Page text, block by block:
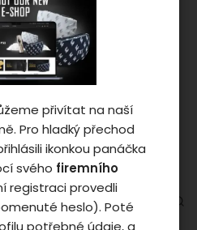
přivítat na naší
Pro hladký přechod
ikonkou panáčka
svého firemního
registraci provedli
heslo). Poté
potřebné údaje, a
vašem
proto, abychom
a pokud nám
jiné i proto
stránek podle
„Souhlasit
s využíváním